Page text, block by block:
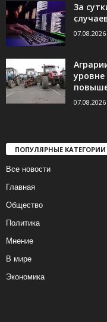
За
07.08.2026
07.08.2026
ПОПУЛЯРНЫЕ КАТЕГОРИИ
Все новости
Главная
Общество
Политика
Мнение
В мире
Экономика